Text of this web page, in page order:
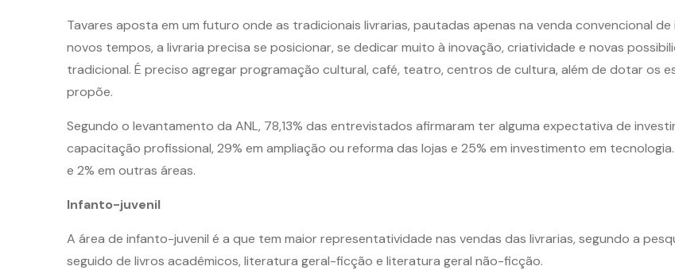
Tavares aposta em um futuro onde as tradicionais livrarias, pautadas apenas na venda convencional
novos tempos, a livraria precisa se posicionar, se dedicar muito à inovação, criatividade e novas
tradicional. É preciso agregar programação cultural, café, teatro, centros de cultura, além de dotar os
propõe.
Segundo o levantamento da ANL, 78,13% das entrevistados afirmaram ter alguma expectativa de
capacitação profissional, 29% em ampliação ou reforma das lojas e 25% em investimento em
e 2% em outras áreas.
Infanto-juvenil
A área de infanto-juvenil é a que tem maior representatividade nas vendas das livrarias, segundo a
seguido de livros acadêmicos, literatura geral-ficção e literatura geral não-ficção.